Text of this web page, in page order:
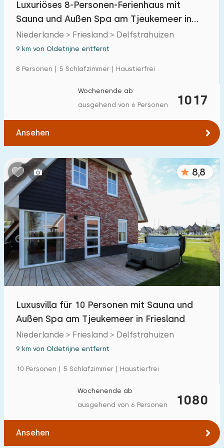
Einfamilienhaus
Ferienbauernhof
Villa
Ferienwohnung
Kindermöbel 0
Eingezäunter Garten
Spielgeräte im Garten
Hallenbad
Freibad 0
Kinderanimation 0
Kindereinrichtungen im Park
Eingeschränkte Mobilität
Rollstuhlgerecht
Hilfsmittel
Luxuriöses 8-Personen-Ferienhaus mit
Sauna und Außen Spa am Tjeukemeer in
Friesland
Niederlande > Friesland > Delfstrahuizen
9 km von Oldetrijne entfernt
8 Personen | 5 Schlafzimmer | Haustierfrei
1017
Wochenende ab
ausgehend von 6 Personen
Ansehen
8,8
Luxusvilla für 10 Personen mit Sauna und
Außen Spa am Tjeukemeer in Friesland
Niederlande > Friesland > Delfstrahuizen
9 km von Oldetrijne entfernt
10 Personen | 5 Schlafzimmer | Haustierfrei
1080
Wochenende ab
ausgehend von 6 Personen
Ansehen